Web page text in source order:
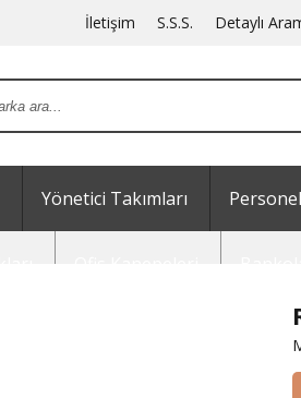
İletişim S.S.S. Detaylı
Yönetici Takımları